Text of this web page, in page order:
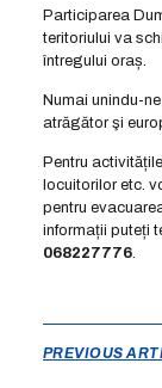
Participarea
teritoriului va
întregului oraș.
Numai unindu-
atrăgător şi
Pentru
locuitorilor etc.
pentru
informații puteți
068227776.
PREVIOUS